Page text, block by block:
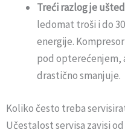
Treći razlog je
ledomat troši i do
energije.
pod opterećenjem,
drastično smanjuje.
Koliko često treba
Učestalost servisa zavisi